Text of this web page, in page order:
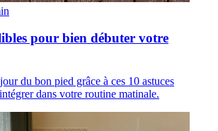
pour bien débuter votre
du bon pied grâce à ces 10 astuces
dans votre routine matinale.